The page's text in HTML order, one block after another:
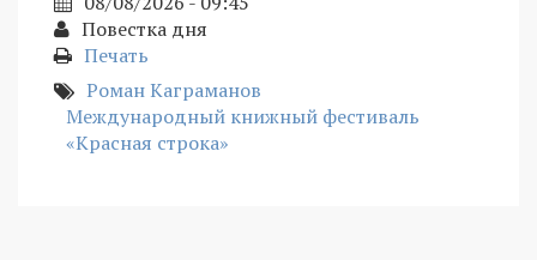
Повестка дня
Печать
Роман Каграманов
Международный книжный фестиваль
«Красная строка»